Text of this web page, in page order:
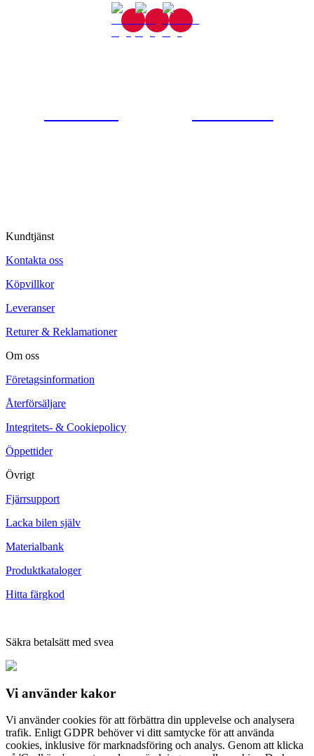
Kundtjänst
Kontakta oss
Köpvillkor
Leveranser
Returer & Reklamationer
Om oss
Företagsinformation
Återförsäljare
Integritets- & Cookiepolicy
Öppettider
Övrigt
Fjärrsupport
Lacka bilen själv
Materialbank
Produktkataloger
Hitta färgkod
Säkra betalsätt med svea
Vi använder kakor
Vi använder cookies för att förbättra din upplevelse och analysera
trafik. Enligt GDPR behöver vi ditt samtycke för att använda
cookies, inklusive för marknadsföring och analys. Genom att klicka